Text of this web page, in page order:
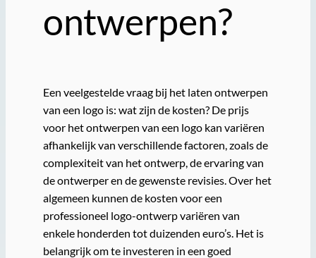
ontwerpen?
Een veelgestelde vraag bij het laten ontwerpen
van een logo is: wat zijn de kosten? De prijs
voor het ontwerpen van een logo kan variëren
afhankelijk van verschillende factoren, zoals de
complexiteit van het ontwerp, de ervaring van
de ontwerper en de gewenste revisies. Over het
algemeen kunnen de kosten voor een
professioneel logo-ontwerp variëren van
enkele honderden tot duizenden euro’s. Het is
belangrijk om te investeren in een goed